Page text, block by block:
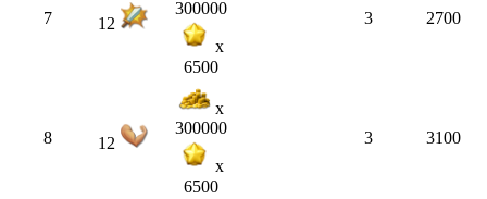
7 12
300000
x
6500
3 2700
8 12
x
300000
x
6500
3 3100